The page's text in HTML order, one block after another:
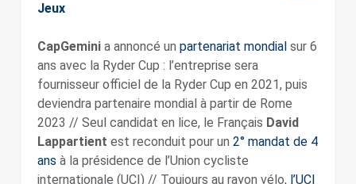
Jeux
CapGeminia annoncé un partenariat mondialsur 6
ans avec la Ryder Cup : l’entreprise sera
fournisseur officiel de la Ryder Cup en 2021, puis
deviendra partenaire mondial à partir de Rome
2023 // Seul candidat en lice, le Français David
Lappartient est reconduit pour un 2° mandat de 4
ans à la présidence de l’Union cycliste
internationale (UCI) // Toujours au rayon vélo, l’UCI